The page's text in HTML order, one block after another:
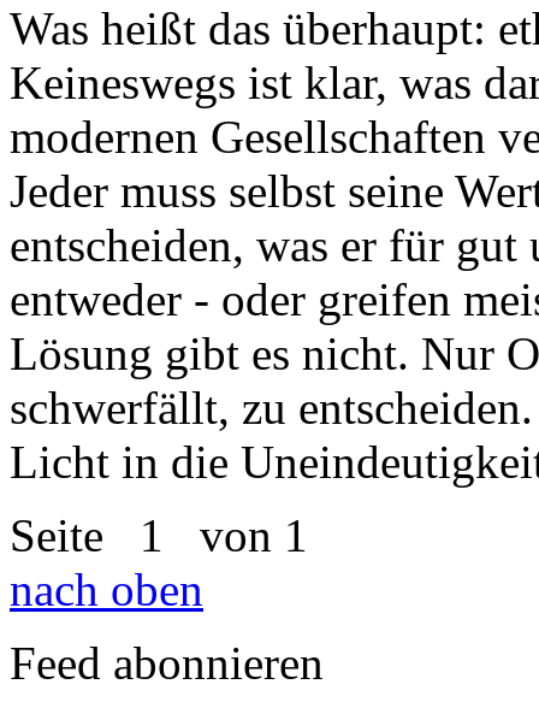
Was heißt das überhaupt:
Keineswegs ist klar, was
modernen Gesellschaften
Jeder muss selbst seine
entscheiden, was er für
entweder - oder greifen
Lösung gibt es nicht. Nur
schwerfällt, zu
Licht in die
Seite 1 von 1
nach oben
Feed abonnieren